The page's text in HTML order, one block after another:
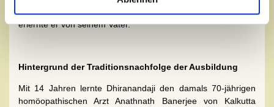
Kindheit mit Yoga in Kontakt, die ersten Yoga-Übungen
erlernte er von seinem Vater.
Hintergrund der Traditionsnachfolge der Ausbildung
Mit 14 Jahren lernte Dhiranandaji den damals 70-jährigen
homöopathischen Arzt Anathnath Banerjee von Kalkutta